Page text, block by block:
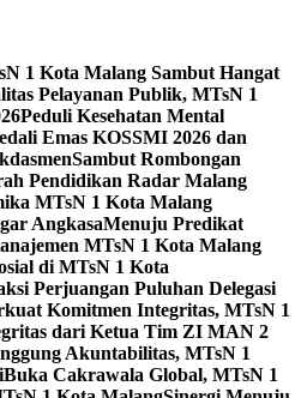
1 Kota Malang Sambut Hangat
Pelayanan Publik, MTsN 1
Peduli Kesehatan Mental
Emas KOSSMI 2026 dan
Sambut Rombongan
Pendidikan Radar Malang
MTsN 1 Kota Malang
AngkasaMenuju Predikat
MTsN 1 Kota Malang
di MTsN 1 Kota
Perjuangan Puluhan Delegasi
Komitmen Integritas, MTsN 1
dari Ketua Tim ZI MAN 2
Akuntabilitas, MTsN 1
Buka Cakrawala Global, MTsN 1